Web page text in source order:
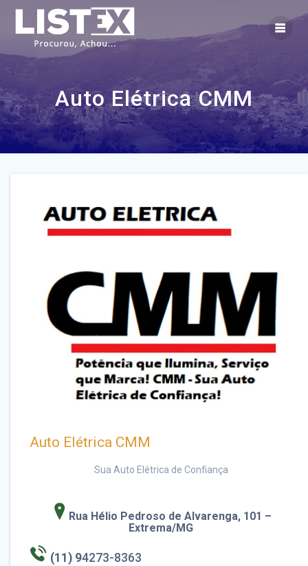
content
Auto Elétrica CMM
Auto Elétrica CMM
Sua Auto Elétrica de Confiança
Rua Hélio Pedroso de Alvarenga, 101 –
Extrema/MG
(11) 94273-8363